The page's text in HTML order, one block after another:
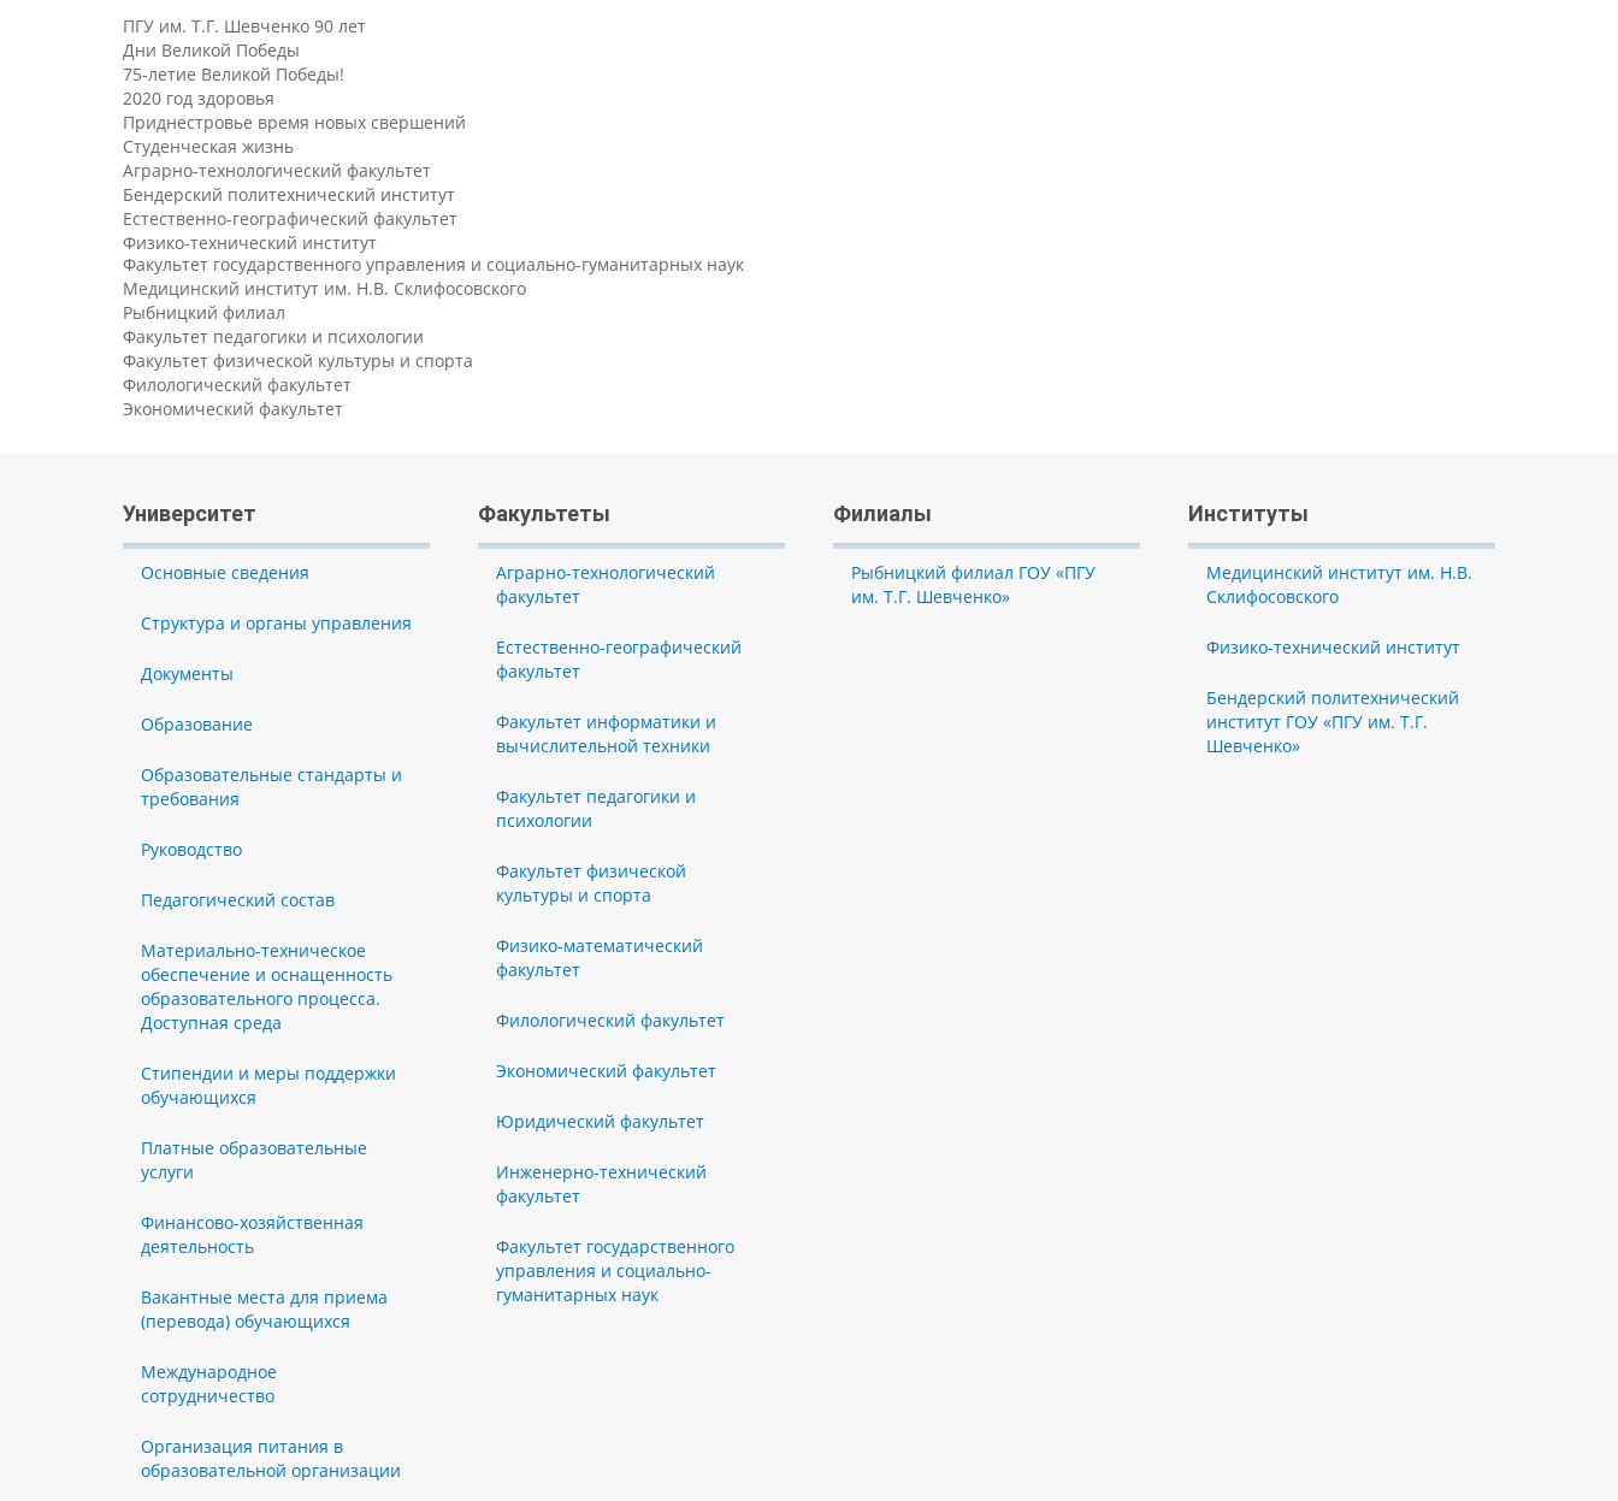
ПГУ им. Т.Г. Шевченко 90 лет
Дни Великой Победы
75-летие Великой Победы!
2020 год здоровья
Приднестровье время новых свершений
Студенческая жизнь
Аграрно-технологический факультет
Бендерский политехнический институт
Естественно-географический факультет
Физико-технический институт
Факультет государственного управления и социально-гуманитарных наук
Медицинский институт им. Н.В. Склифосовского
Рыбницкий филиал
Факультет педагогики и психологии
Факультет физической культуры и спорта
Филологический факультет
Экономический факультет
Университет
Основные сведения
Структура и органы управления
Документы
Образование
Образовательные стандарты и
требования
Руководство
Педагогический состав
Материально-техническое
обеспечение и оснащенность
образовательного процесса.
Доступная среда
Стипендии и меры поддержки
обучающихся
Платные образовательные
услуги
Финансово-хозяйственная
деятельность
Вакантные места для приема
(перевода) обучающихся
Международное
сотрудничество
Организация питания в
образовательной организации
Факультеты
Аграрно-технологический
факультет
Естественно-географический
факультет
Факультет информатики и
вычислительной техники
Факультет педагогики и
психологии
Факультет физической
культуры и спорта
Физико-математический
факультет
Филологический факультет
Экономический факультет
Юридический факультет
Инженерно-технический
факультет
Факультет государственного
управления и социально-
гуманитарных наук
Филиалы
Рыбницкий филиал ГОУ «ПГУ
им. Т.Г. Шевченко»
Институты
Медицинский институт им. Н.В.
Склифосовского
Физико-технический институт
Бендерский политехнический
институт ГОУ «ПГУ им. Т.Г.
Шевченко»